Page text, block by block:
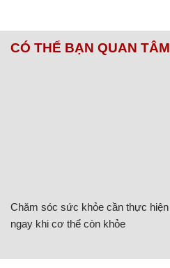
CÓ THỂ BẠN QUAN TÂM
Chăm sóc sức khỏe cần thực hiện
ngay khi cơ thể còn khỏe